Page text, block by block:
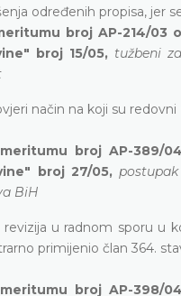
određenih propisa, jer
broj AP-214/03
broj 15/05, tužbeni
način na koji su
broj AP-389/
broj 27/05,
BiH
u radnom sporu u
primijenio član 364.
broj AP-398/